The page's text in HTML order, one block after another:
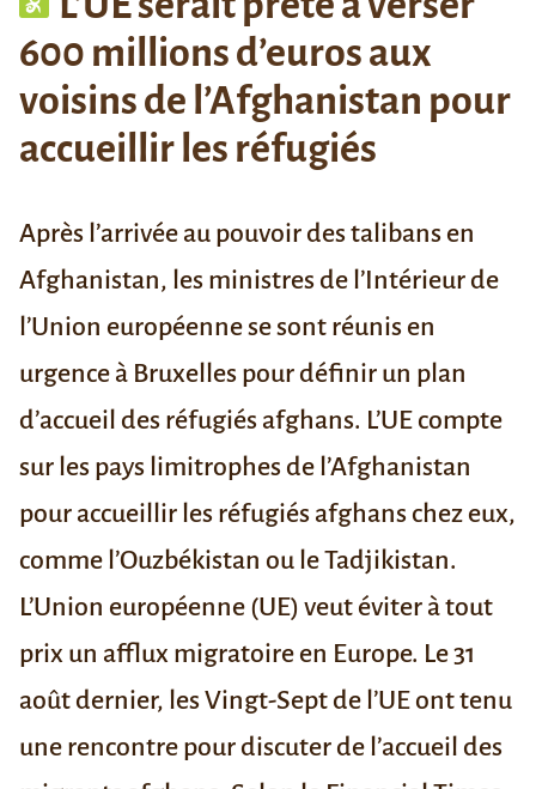
600 millions d’euros aux
voisins de l’Afghanistan pour
accueillir les réfugiés
Après l’arrivée au pouvoir des talibans en
Afghanistan, les ministres de l’Intérieur de
l’Union européenne se sont réunis en
urgence à Bruxelles pour définir un plan
d’accueil des réfugiés afghans. L’UE compte
sur les pays limitrophes de l’Afghanistan
pour accueillir les réfugiés afghans chez eux,
comme l’Ouzbékistan ou le Tadjikistan.
L’Union européenne (UE) veut éviter à tout
prix un afflux migratoire en Europe. Le 31
août dernier, les Vingt-Sept de l’UE ont tenu
une rencontre pour discuter de l’accueil des